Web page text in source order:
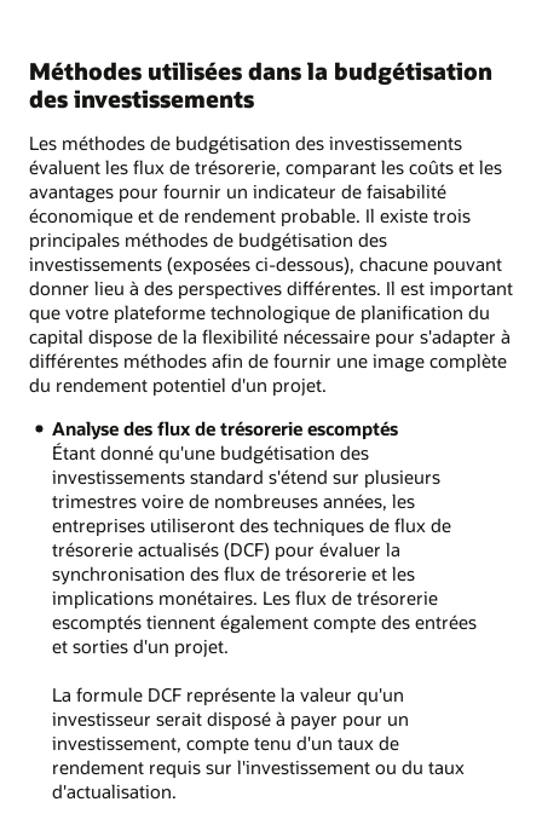
Méthodes utilisées dans la budgétisation
des investissements
Les méthodes de budgétisation des investissements
évaluent les flux de trésorerie, comparant les coûts et les
avantages pour fournir un indicateur de faisabilité
économique et de rendement probable. Il existe trois
principales méthodes de budgétisation des
investissements (exposées ci-dessous), chacune pouvant
donner lieu à des perspectives différentes. Il est important
que votre plateforme technologique de planification du
capital dispose de la flexibilité nécessaire pour s'adapter à
différentes méthodes afin de fournir une image complète
du rendement potentiel d'un projet.
Analyse des flux de trésorerie escomptés
Étant donné qu'une budgétisation des
investissements standard s'étend sur plusieurs
trimestres voire de nombreuses années, les
entreprises utiliseront des techniques de flux de
trésorerie actualisés (DCF) pour évaluer la
synchronisation des flux de trésorerie et les
implications monétaires. Les flux de trésorerie
escomptés tiennent également compte des entrées
et sorties d'un projet.
La formule DCF représente la valeur qu'un
investisseur serait disposé à payer pour un
investissement, compte tenu d'un taux de
rendement requis sur l'investissement ou du taux
d'actualisation.